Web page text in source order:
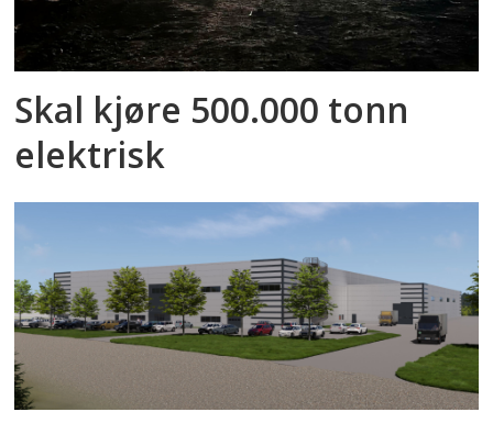
Skal kjøre 500.000 tonn
elektrisk